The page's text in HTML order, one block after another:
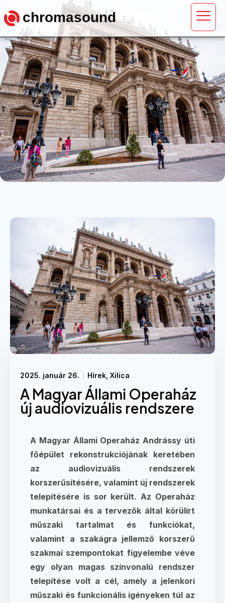
chromasound
2025. január 26. Hírek Xilica
A Magyar Állami Operaház
új audiovizuális rendszere​
A Magyar Állami Operaház Andrássy úti
főépület rekonstrukciójának keretében
az audiovizuális rendszerek
korszerűsítésére, valamint új rendszerek
telepítésére is sor került. Az Operaház
munkatársai és a tervezők által körülírt
műszaki tartalmat és funkciókat,
valamint a szakágra jellemző korszerű
szakmai szempontokat figyelembe véve
egy olyan magas színvonalú rendszer
telepítése volt a cél, amely a jelenkori
műszaki és funkcionális igényeken túl az